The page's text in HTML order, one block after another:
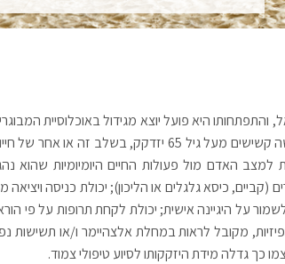
היא פועל יוצא מגידול באוכלוסיית
בחברה המערבית. על פי נתונים סטטיסטיים, אחד מכל שלושה קשישים מעל גיל
למצב האדם מול פעולות החיים היומיומיות שהוא
כיסא גלגלים או הליכון); יכולת כניסה
על היגיינה אישית; יכולת לקחת תרופות על פי
מקובל לראות במחלת אלצהיימר ו/או תשישות
גדלה מידת היזקקותו לסיוע טיפולי צמוד.